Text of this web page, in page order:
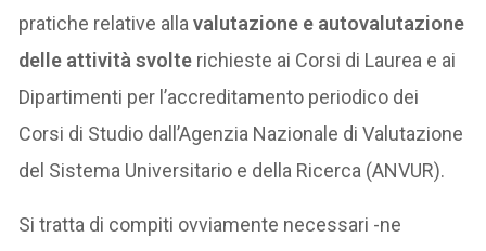
pratiche relative allavalutazione e autovalutazione
delle attività svolte richieste ai Corsi di Laurea e ai
Dipartimenti per l’accreditamento periodico dei
Corsi di Studio dall’Agenzia Nazionale di Valutazione
del Sistema Universitario e della Ricerca (ANVUR).
Si tratta di compiti ovviamente necessari -ne